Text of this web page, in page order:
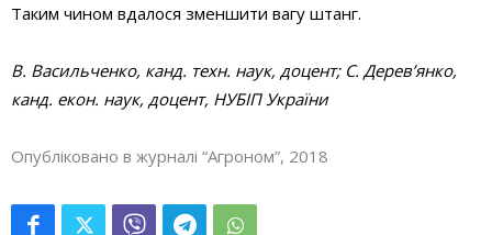
Таким чином вдалося зменшити вагу штанг.
В. Васильченко, канд. техн. наук, доцент; С. Дерев’янко,
канд. екон. наук, доцент, НУБІП України
Опубліковано в журналі “Агроном”, 2018